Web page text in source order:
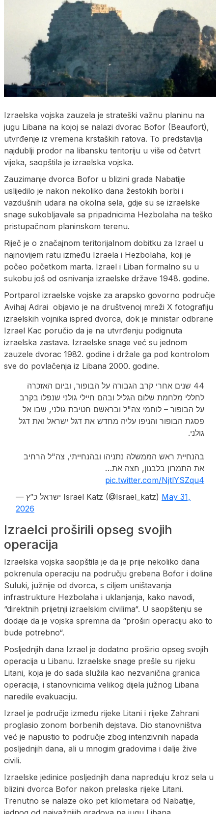
Izraelska vojska zauzela je strateški važnu planinu na
jugu Libana na kojoj se nalazi dvorac Bofor (Beaufort),
utvrđenje iz vremena krstaških ratova. To predstavlja
najdublji prodor na libansku teritoriju u više od četvrt
vijeka, saopštila je izraelska vojska.
Zauzimanje dvorca Bofor u blizini grada Nabatije
uslijedilo je nakon nekoliko dana žestokih borbi i
vazdušnih udara na okolna sela, gdje su se izraelske
snage sukobljavale sa pripadnicima Hezbolaha na teško
pristupačnom planinskom terenu.
Riječ je o značajnom teritorijalnom dobitku za Izrael u
najnovijem ratu između Izraela i Hezbolaha, koji je
počeo početkom marta. Izrael i Liban formalno su u
sukobu još od osnivanja izraelske države 1948. godine.
Portparol izraelske vojske za arapsko govorno područje
Avihaj Adrai objavio je na društvenoj mreži X fotografiju
izraelskih vojnika ispred dvorca, dok je ministar odbrane
Izrael Kac poručio da je na utvrđenju podignuta
izraelska zastava. Izraelske snage već su jednom
zauzele dvorac 1982. godine i držale ga pod kontrolom
sve do povlačenja iz Libana 2000. godine.
44 שנים אחרי קרב הגבורה על הבופור, וביום האזכרה
לחללי מלחמת שלום הגליל ובהם חיילי גולני שנפלו בקרב
על הבופור – לוחמי צה"ל ובראשם חטיבת גולני, שבו אל
פסגת הבופור והניפו עליה מחדש את דגל ישראל ואת דגל
גולני.
בהנחיית ראש הממשלה נתניהו ובהנחייתי, צה"ל הרחיב
את התמרון בלבנון, חצה את…
pic.twitter.com/NjtlYSZqu4
— ישראל כ”ץ Israel Katz (@Israel_katz) May 31,
2026
Izraelci proširili opseg svojih
operacija
Izraelska vojska saopštila je da je prije nekoliko dana
pokrenula operaciju na području grebena Bofor i doline
Suluki, južnije od dvorca, s ciljem uništavanja
infrastrukture Hezbolaha i uklanjanja, kako navodi,
“direktnih prijetnji izraelskim civilima“. U saopštenju se
dodaje da je vojska spremna da “proširi operaciju ako to
bude potrebno“.
Posljednjih dana Izrael je dodatno proširio opseg svojih
operacija u Libanu. Izraelske snage prešle su rijeku
Litani, koja je do sada služila kao nezvanična granica
operacija, i stanovnicima velikog dijela južnog Libana
naredile evakuaciju.
Izrael je područje između rijeke Litani i rijeke Zahrani
proglasio zonom borbenih dejstava. Dio stanovništva
već je napustio to područje zbog intenzivnih napada
posljednjih dana, ali u mnogim gradovima i dalje žive
civili.
Izraelske jedinice posljednjih dana napreduju kroz sela u
blizini dvorca Bofor nakon prelaska rijeke Litani.
Trenutno se nalaze oko pet kilometara od Nabatije,